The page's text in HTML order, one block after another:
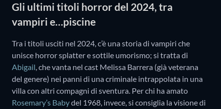
Gli ultimi titoli horror del 2024, tra
vampiri e…piscine
Tra i titoli usciti nel 2024, c’è una storia di vampiri che
unisce horror splatter e sottile umorismo; si tratta di
Abigail, che vanta nel cast Melissa Barrera (già veterana
del genere) nei panni di una criminale intrappolata in una
villa con altri compagni di sventura. Per chi ha amato
Rosemary’s Babydel 1968, invece, si consiglia la visione di